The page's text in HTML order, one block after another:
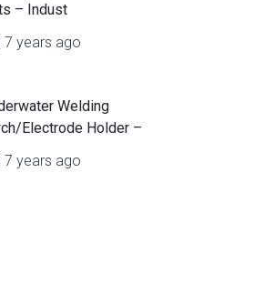
– Indust
7 years ago
Welding
Electrode Holder –
7 years ago